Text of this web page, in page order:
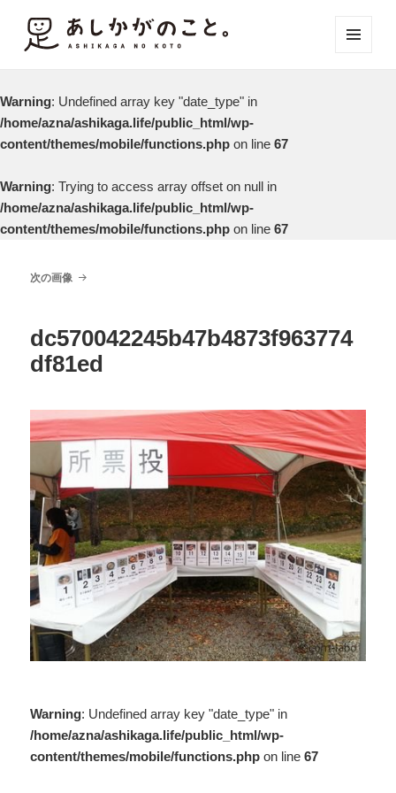
Warning: Undefined array key "date_type" in
/home/azna/ashikaga.life/public_html/wp-
content/themes/mobile/functions.php on line 67
Warning: Trying to access array offset on null in
/home/azna/ashikaga.life/public_html/wp-
content/themes/mobile/functions.php on line 67
次の画像
dc570042245b47b4873f963774
df81ed
Warning: Undefined array key "date_type" in
/home/azna/ashikaga.life/public_html/wp-
content/themes/mobile/functions.php on line67